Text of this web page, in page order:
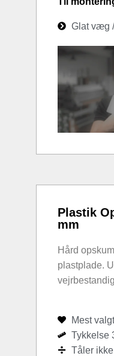
Glat væg
Plastik
mm
Hård
plastplade.
Mest
Tykkelse
Tåler